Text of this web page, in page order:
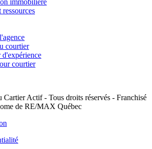
courtier
courtier
Actif - Tous droits réservés - Franchisé
de RE/MAX Québec